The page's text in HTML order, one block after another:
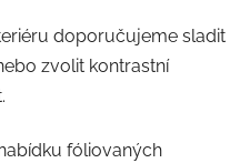
doporučujeme sladit
zvolit kontrastní
fóliovaných